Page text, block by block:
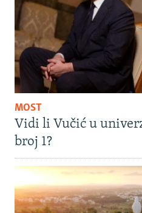
MOST
Vidi li Vučić u
broj 1?